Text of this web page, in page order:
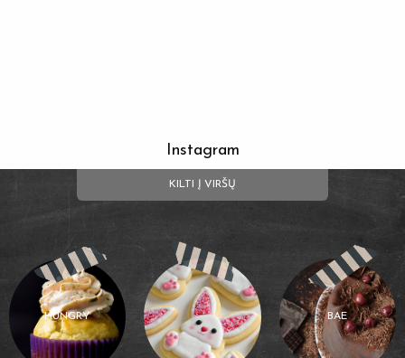
Instagram
KILTI Į VIRŠŲ
HUNGRY BAE